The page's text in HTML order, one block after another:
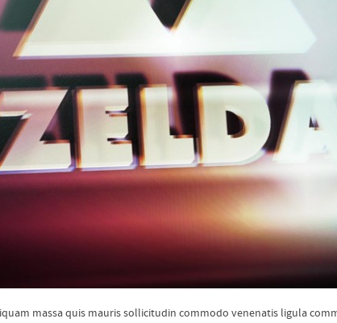
massa quis mauris sollicitudin commodo venenatis ligula